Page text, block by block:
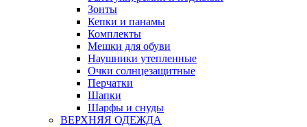
Зонты
Кепки и панамы
Комплекты
Мешки для обуви
Наушники утепленные
Очки солнцезащитные
Перчатки
Шапки
Шарфы и снуды
ВЕРХНЯЯ ОДЕЖДА